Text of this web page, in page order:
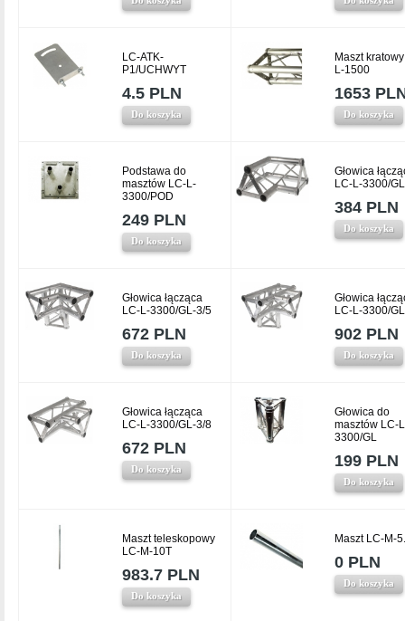
LC-ATK-
P1/UCHWYT
4.5 PLN
Do koszyka
Maszt
L-1500
1653
Do koszyka
Podstawa do
masztów LC-L-
3300/POD
249 PLN
Do koszyka
Głowica
LC-L-3300/
384 PLN
Do koszyka
Głowica łącząca
LC-L-3300/GL-3/5
672 PLN
Do koszyka
Głowica
LC-L-3300/
902 PLN
Do koszyka
Głowica łącząca
LC-L-3300/GL-3/8
672 PLN
Do koszyka
Głowica do
masztów LC-
3300/GL
199 PLN
Do koszyka
Maszt teleskopowy
LC-M-10T
983.7 PLN
Do koszyka
Maszt LC-M-
0 PLN
Do koszyka